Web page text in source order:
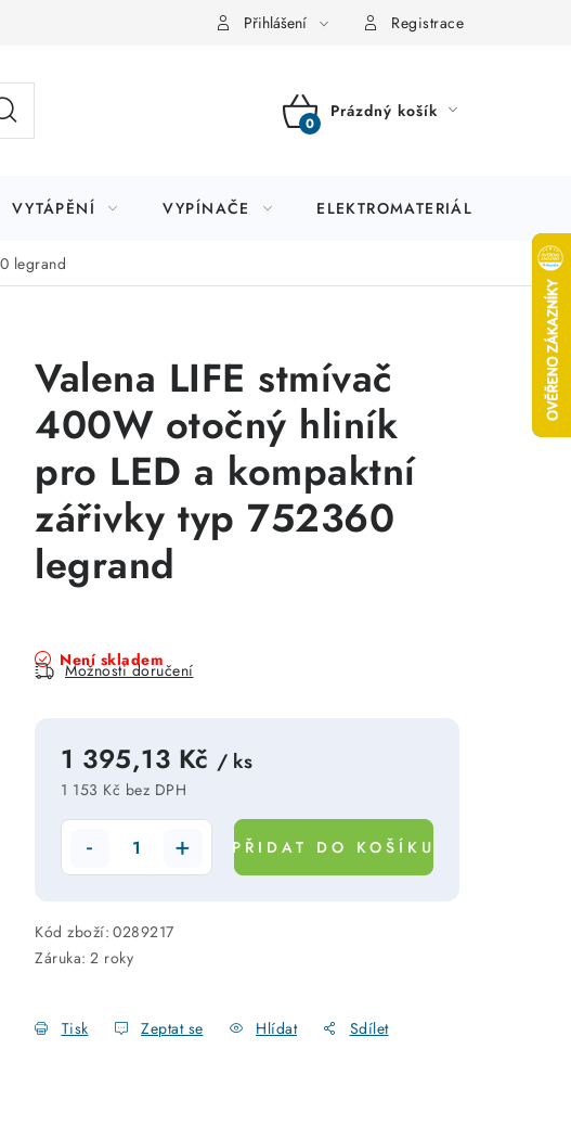
Přihlášení Registrace
NÁKUPNÍ
Prázdný košík
VYTÁPĚNÍ VYPÍNAČE ELEKTROMATERIÁL
legrand
Valena LIFE stmívač
400W otočný hliník
pro LED a kompaktní
zářivky typ 752360
legrand
Není skladem
Možnosti doručení
1 395,13 Kč / ks
1 153 Kč bez DPH
PŘIDAT DO KOŠÍKU
Kód zboží: 0289217
Záruka: 2 roky
Tisk Zeptat se Hlídat Sdílet